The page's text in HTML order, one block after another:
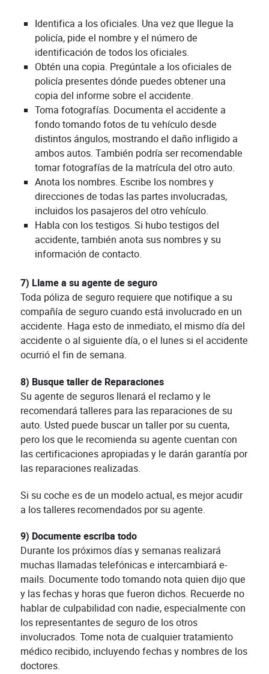
Identifica a los oficiales. Una vez que llegue la
policía, pide el nombre y el número de
identificación de todos los oficiales.
Obtén una copia. Pregúntale a los oficiales de
policía presentes dónde puedes obtener una
copia del informe sobre el accidente.
Toma fotografías. Documenta el accidente a
fondo tomando fotos de tu vehículo desde
distintos ángulos, mostrando el daño infligido a
ambos autos. También podría ser recomendable
tomar fotografías de la matrícula del otro auto.
Anota los nombres. Escribe los nombres y
direcciones de todas las partes involucradas,
incluidos los pasajeros del otro vehículo.
Habla con los testigos. Si hubo testigos del
accidente, también anota sus nombres y su
información de contacto.
7) Llame a su agente de seguro
Toda póliza de seguro requiere que notifique a su
compañía de seguro cuando está involucrado en un
accidente. Haga esto de inmediato, el mismo día del
accidente o al siguiente día, o el lunes si el accidente
ocurrió el fin de semana.
8) Busque taller de Reparaciones
Su agente de seguros llenará el reclamo y le
recomendará talleres para las reparaciones de su
auto. Usted puede buscar un taller por su cuenta,
pero los que le recomienda su agente cuentan con
las certificaciones apropiadas y le darán garantía por
las reparaciones realizadas.
Si su coche es de un modelo actual, es mejor acudir
a los talleres recomendados por su agente.
9) Documente escriba todo
Durante los próximos días y semanas realizará
muchas llamadas telefónicas e intercambiará e-
mails. Documente todo tomando nota quien dijo que
y las fechas y horas que fueron dichos. Recuerde no
hablar de culpabilidad con nadie, especialmente con
los representantes de seguro de los otros
involucrados. Tome nota de cualquier tratamiento
médico recibido, incluyendo fechas y nombres de los
doctores.